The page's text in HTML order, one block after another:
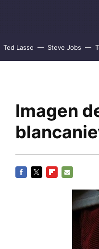
Ted Lasso Steve Jobs
Imagen